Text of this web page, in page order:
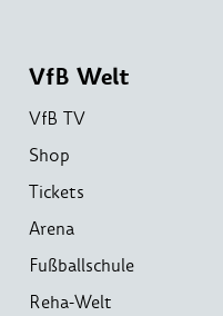
VfB Welt
VfB TV
Shop
Tickets
Arena
Fußballschule
Reha-Welt